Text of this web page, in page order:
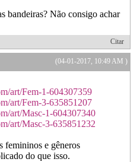
bandeiras? Não consigo achar
Citar
(04-01-2017, 10:49 AM )
art/Fem-1-604307359
art/Fem-3-635851207
art/Masc-1-604307340
art/Masc-3-635851232
femininos e gêneros
do que isso.